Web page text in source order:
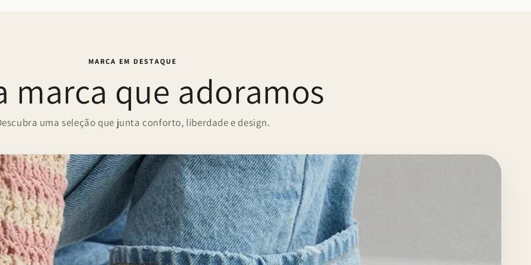
MARCA EM DESTAQUE
marca que adoramos
uma seleção que junta conforto, liberdade e design.